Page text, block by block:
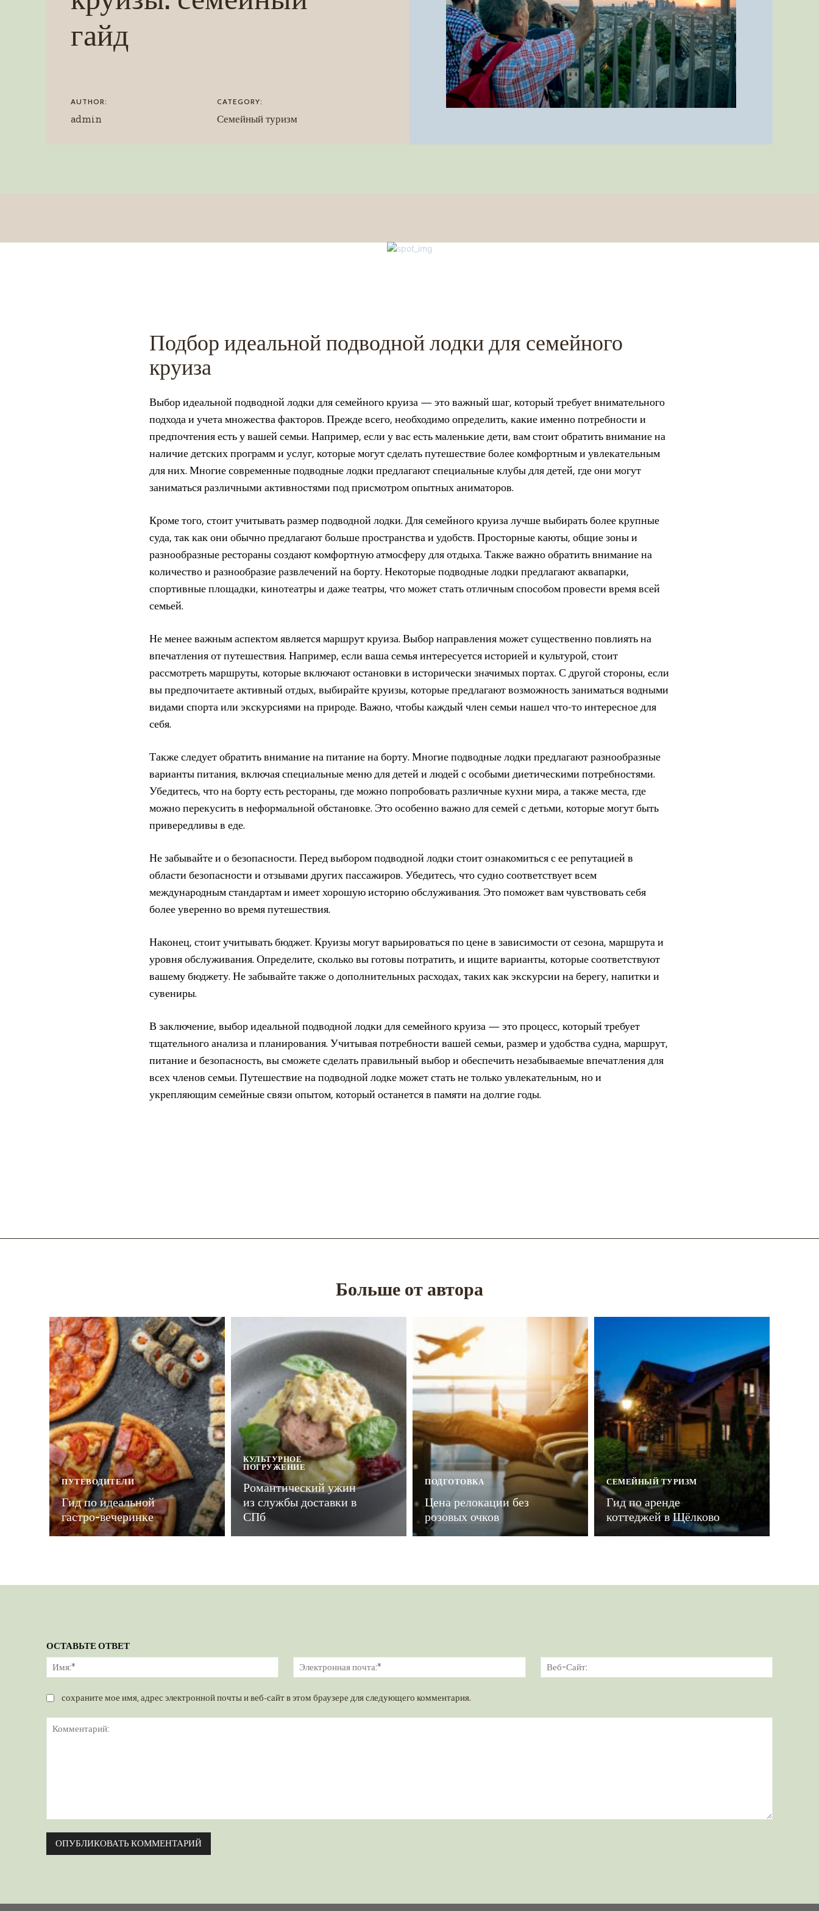
гайд
AUTHOR:
admin
CATEGORY:
Семейный туризм
Подбор идеальной подводной лодки для семейного
круиза
Выбор идеальной подводной лодки для семейного круиза — это важный шаг, который требует внимательного
подхода и учета множества факторов. Прежде всего, необходимо определить, какие именно потребности и
предпочтения есть у вашей семьи. Например, если у вас есть маленькие дети, вам стоит обратить внимание на
наличие детских программ и услуг, которые могут сделать путешествие более комфортным и увлекательным
для них. Многие современные подводные лодки предлагают специальные клубы для детей, где они могут
заниматься различными активностями под присмотром опытных аниматоров.
Кроме того, стоит учитывать размер подводной лодки. Для семейного круиза лучше выбирать более крупные
суда, так как они обычно предлагают больше пространства и удобств. Просторные каюты, общие зоны и
разнообразные рестораны создают комфортную атмосферу для отдыха. Также важно обратить внимание на
количество и разнообразие развлечений на борту. Некоторые подводные лодки предлагают аквапарки,
спортивные площадки, кинотеатры и даже театры, что может стать отличным способом провести время всей
семьей.
Не менее важным аспектом является маршрут круиза. Выбор направления может существенно повлиять на
впечатления от путешествия. Например, если ваша семья интересуется историей и культурой, стоит
рассмотреть маршруты, которые включают остановки в исторически значимых портах. С другой стороны, если
вы предпочитаете активный отдых, выбирайте круизы, которые предлагают возможность заниматься водными
видами спорта или экскурсиями на природе. Важно, чтобы каждый член семьи нашел что-то интересное для
себя.
Также следует обратить внимание на питание на борту. Многие подводные лодки предлагают разнообразные
варианты питания, включая специальные меню для детей и людей с особыми диетическими потребностями.
Убедитесь, что на борту есть рестораны, где можно попробовать различные кухни мира, а также места, где
можно перекусить в неформальной обстановке. Это особенно важно для семей с детьми, которые могут быть
привередливы в еде.
Не забывайте и о безопасности. Перед выбором подводной лодки стоит ознакомиться с ее репутацией в
области безопасности и отзывами других пассажиров. Убедитесь, что судно соответствует всем
международным стандартам и имеет хорошую историю обслуживания. Это поможет вам чувствовать себя
более уверенно во время путешествия.
Наконец, стоит учитывать бюджет. Круизы могут варьироваться по цене в зависимости от сезона, маршрута и
уровня обслуживания. Определите, сколько вы готовы потратить, и ищите варианты, которые соответствуют
вашему бюджету. Не забывайте также о дополнительных расходах, таких как экскурсии на берегу, напитки и
сувениры.
В заключение, выбор идеальной подводной лодки для семейного круиза — это процесс, который требует
тщательного анализа и планирования. Учитывая потребности вашей семьи, размер и удобства судна, маршрут,
питание и безопасность, вы сможете сделать правильный выбор и обеспечить незабываемые впечатления для
всех членов семьи. Путешествие на подводной лодке может стать не только увлекательным, но и
укрепляющим семейные связи опытом, который останется в памяти на долгие годы.
Больше от автора
ПУТЕВОДИТЕЛИ
Гид по идеальной
гастро-вечеринке
КУЛЬТУРНОЕ
ПОГРУЖЕНИЕ
Романтический ужин
из службы доставки в
СПб
ПОДГОТОВКА
Цена релокации без
розовых очков
СЕМЕЙНЫЙ ТУРИЗМ
Гид по аренде
коттеджей в Щёлково
ОСТАВЬТЕ ОТВЕТ
Имя:*
Электронная
почта:*
Сайт:
сохраните мое имя, адрес электронной почты и веб-сайт в этом браузере для следующего комментария.